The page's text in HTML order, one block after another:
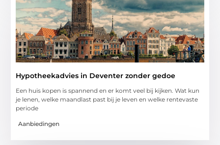
Hypotheekadvies in Deventer zonder gedoe
Een huis kopen is spannend en er komt veel bij kijken. Wat kun
je lenen, welke maandlast past bij je leven en welke rentevaste
periode
Aanbiedingen